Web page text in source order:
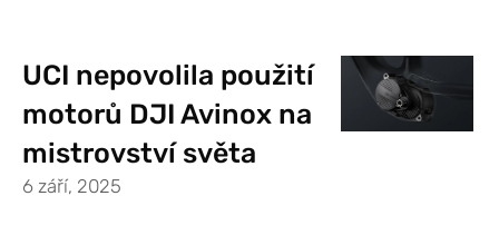
UCI nepovolila použití
motorů DJI Avinox na
mistrovství světa
6 září, 2025